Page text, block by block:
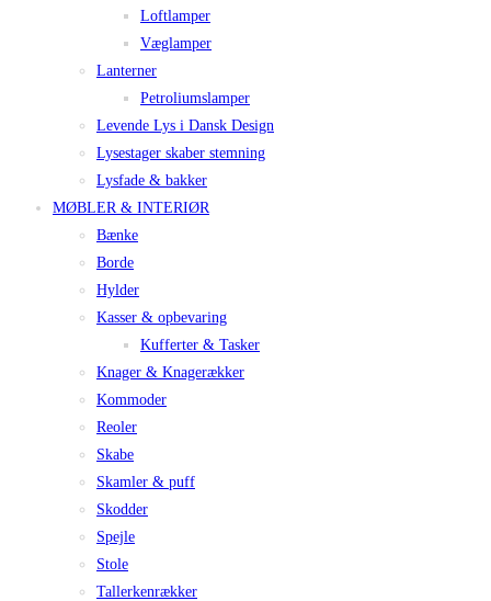
Loftlamper
Væglamper
Lanterner
Petroliumslamper
Levende Lys i Dansk Design
Lysestager skaber stemning
Lysfade & bakker
MØBLER & INTERIØR
Bænke
Borde
Hylder
Kasser & opbevaring
Kufferter & Tasker
Knager & Knagerækker
Kommoder
Reoler
Skabe
Skamler & puff
Skodder
Spejle
Stole
Tallerkenrækker